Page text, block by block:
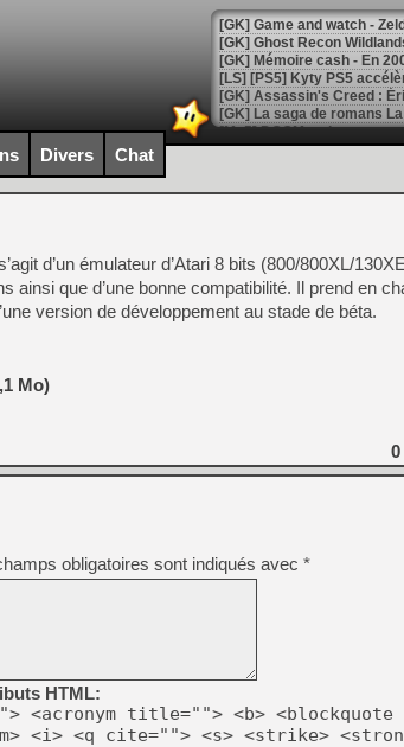
[Mo5] DOOM arrive en
[GK] Bethesda fête les 30
[GK] Roblox : l'action en
[GK] Agenda - GeForce
[GK] Devolver Digital en a
[LS] [PS5] ps5-y2jb-
[GK] Pourquoi Marvel
[GK] Test : Restory : Chill
[GK] GTA 6 : Rockstar
[GK] Hot Wheels Infinite
[GK] Mémoire cash -
[GK] Résultats Nintendo :
[GK] Déjà des
[Mo5] Brickboy cherche à
[GK] Minecraft et ses «
[GK] Beast of
[GK] Ubisoft : fin de partie
[GK] Mémoire cash -
[GK] Dan Houser (GTA)
[GK] Comment EA Sports
[GK] Crimson Moon : un
[GK] Isle of Reveries : le
[GK] Moonlighter 2 : The
[GK] Capcom relance
Divers Chat
d’un émulateur d’Atari 8 bits (800/800XL/
ainsi que d’une bonne compatibilité. Il prend en
version de développement au stade de béta.
Mo)
0
obligatoires sont indiqués avec *
HTML:
title=""> <b> <blockquote
<i> <q cite=""> <s> <strike>